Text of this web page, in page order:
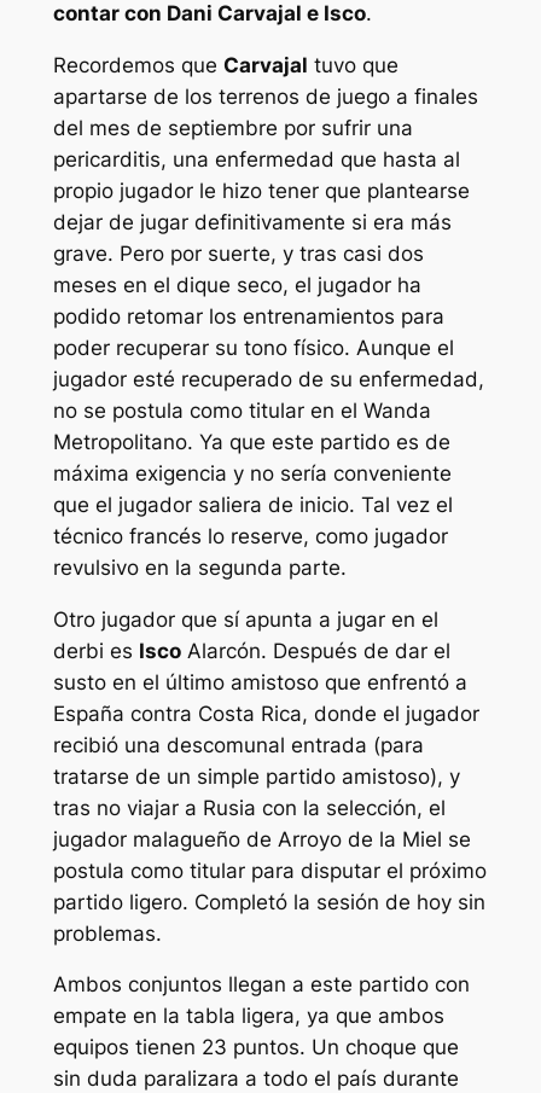
contar con Dani Carvajal e Isco.
Recordemos que Carvajal tuvo que
apartarse de los terrenos de juego a finales
del mes de septiembre por sufrir una
pericarditis, una enfermedad que hasta al
propio jugador le hizo tener que plantearse
dejar de jugar definitivamente si era más
grave. Pero por suerte, y tras casi dos
meses en el dique seco, el jugador ha
podido retomar los entrenamientos para
poder recuperar su tono físico. Aunque el
jugador esté recuperado de su enfermedad,
no se postula como titular en el Wanda
Metropolitano. Ya que este partido es de
máxima exigencia y no sería conveniente
que el jugador saliera de inicio. Tal vez el
técnico francés lo reserve, como jugador
revulsivo en la segunda parte.
Otro jugador que sí apunta a jugar en el
derbi es IscoAlarcón. Después de dar el
susto en el último amistoso que enfrentó a
España contra Costa Rica, donde el jugador
recibió una descomunal entrada (para
tratarse de un simple partido amistoso), y
tras no viajar a Rusia con la selección, el
jugador malagueño de Arroyo de la Miel se
postula como titular para disputar el próximo
partido ligero. Completó la sesión de hoy sin
problemas.
Ambos conjuntos llegan a este partido con
empate en la tabla ligera, ya que ambos
equipos tienen 23 puntos. Un choque que
sin duda paralizara a todo el país durante